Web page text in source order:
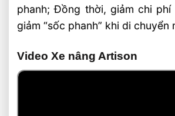
phanh; Đồng thời, giảm chi
giảm “sốc phanh” khi di chuyển
Video Xe nâng Artison